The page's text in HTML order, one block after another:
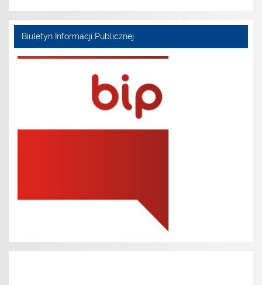
Biuletyn Informacji Publicznej